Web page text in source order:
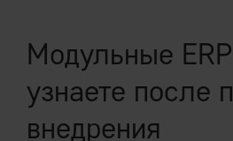
Модульные
узнаете после
внедрения